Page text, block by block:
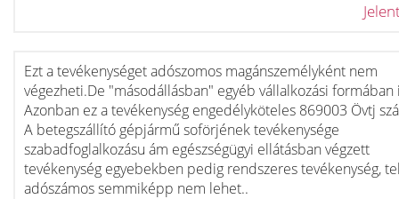
Ezt a tevékenységet adószomos magánszemélyként nem
végezheti.De "másodállásban" egyéb vállalkozási formában
Azonban ez a tevékenység engedélyköteles 869003 Övtj
A betegszállító gépjármű soförjének tevékenysége
szabadfoglalkozásu ám egészségügyi ellátásban végzett
tevékenység egyebekben pedig rendszeres tevékenység,
adószámos semmiképp nem lehet..